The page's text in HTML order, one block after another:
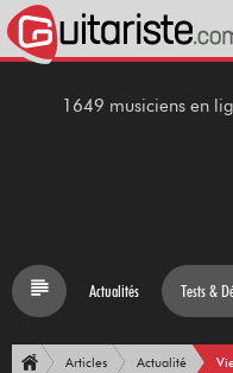
1649 musiciens en
Actualités Tests &
Articles Actualité